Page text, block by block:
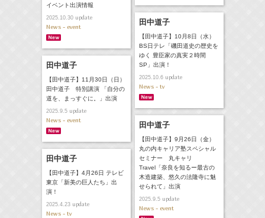
イベント出演情報
2025.10.30update
News - event 田中道子
【田中道子】10月8日（水）
BS日テレ「磯田道史の歴史を
ゆく 豊臣家の真実２時間
SP」出演！
2025.10.6update
News - tv
田中道子
【田中道子】11月30日（日）
田中道子 特別講演 「自分の
道を、まっすぐに。」出演
2025.9.5update
News - event
田中道子
【田中道子】9月26日（金）
丸の内キャリア塾スペシャル
セミナー 丸キャリ
Travel「奈良を知るー最古の
木造建築、悠久の法隆寺に魅
せられて」出演
2025.9.5update
News - event
田中道子
【田中道子】4月26日 テレビ
東京「新美の巨人たち」出
演！
2025.4.23update
News - tv